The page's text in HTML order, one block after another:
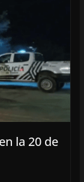
la 20 de